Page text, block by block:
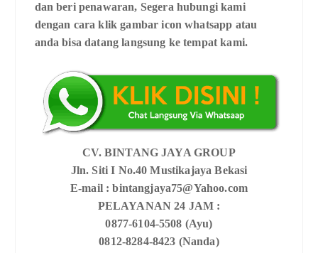
dan beri penawaran, Segera hubungi kami
dengan cara klik gambar icon whatsapp atau
anda bisa datang langsung ke tempat kami.
CV. BINTANG JAYA GROUP
Jln. Siti I No.40 Mustikajaya Bekasi
E-mail : bintangjaya75@Yahoo.com
PELAYANAN 24 JAM :
0877-6104-5508 (Ayu)
0812-8284-8423 (Nanda)